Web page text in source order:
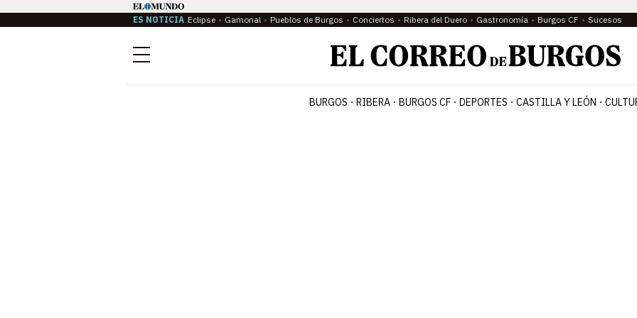
ES NOTICIA Eclipse Gamonal Pueblos de Burgos Conciertos Ribera del Duero Gastronomía Burgos CF Sucesos
Menú
BURGOS RIBERA BURGOS CF DEPORTES CASTILLA Y LEÓN